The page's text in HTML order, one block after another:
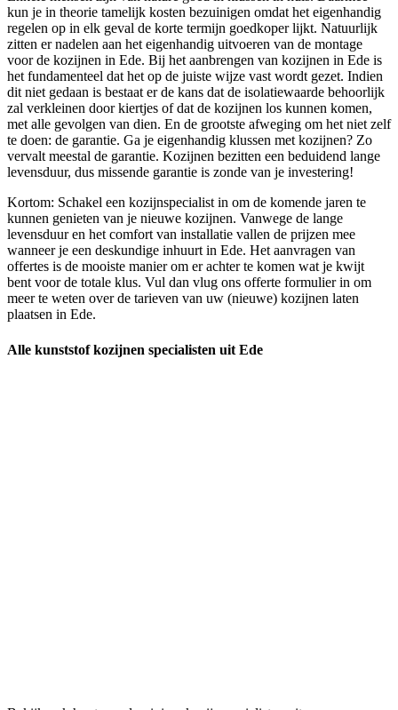
kun je in theorie tamelijk kosten bezuinigen omdat het eigenhandig
regelen op in elk geval de korte termijn goedkoper lijkt. Natuurlijk
zitten er nadelen aan het eigenhandig uitvoeren van de montage
voor de kozijnen in Ede. Bij het aanbrengen van kozijnen in Ede is
het fundamenteel dat het op de juiste wijze vast wordt gezet. Indien
dit niet gedaan is bestaat er de kans dat de isolatiewaarde behoorlijk
zal verkleinen door kiertjes of dat de kozijnen los kunnen komen,
met alle gevolgen van dien. En de grootste afweging om het niet zelf
te doen: de garantie. Ga je eigenhandig klussen met kozijnen? Zo
vervalt meestal de garantie. Kozijnen bezitten een beduidend lange
levensduur, dus missende garantie is zonde van je investering!
Kortom: Schakel een kozijnspecialist in om de komende jaren te
kunnen genieten van je nieuwe kozijnen. Vanwege de lange
levensduur en het comfort van installatie vallen de prijzen mee
wanneer je een deskundige inhuurt in Ede. Het aanvragen van
offertes is de mooiste manier om er achter te komen wat je kwijt
bent voor de totale klus. Vul dan vlug ons offerte formulier in om
meer te weten over de tarieven van uw (nieuwe) kozijnen laten
plaatsen in Ede.
Alle kunststof kozijnen specialisten uit Ede